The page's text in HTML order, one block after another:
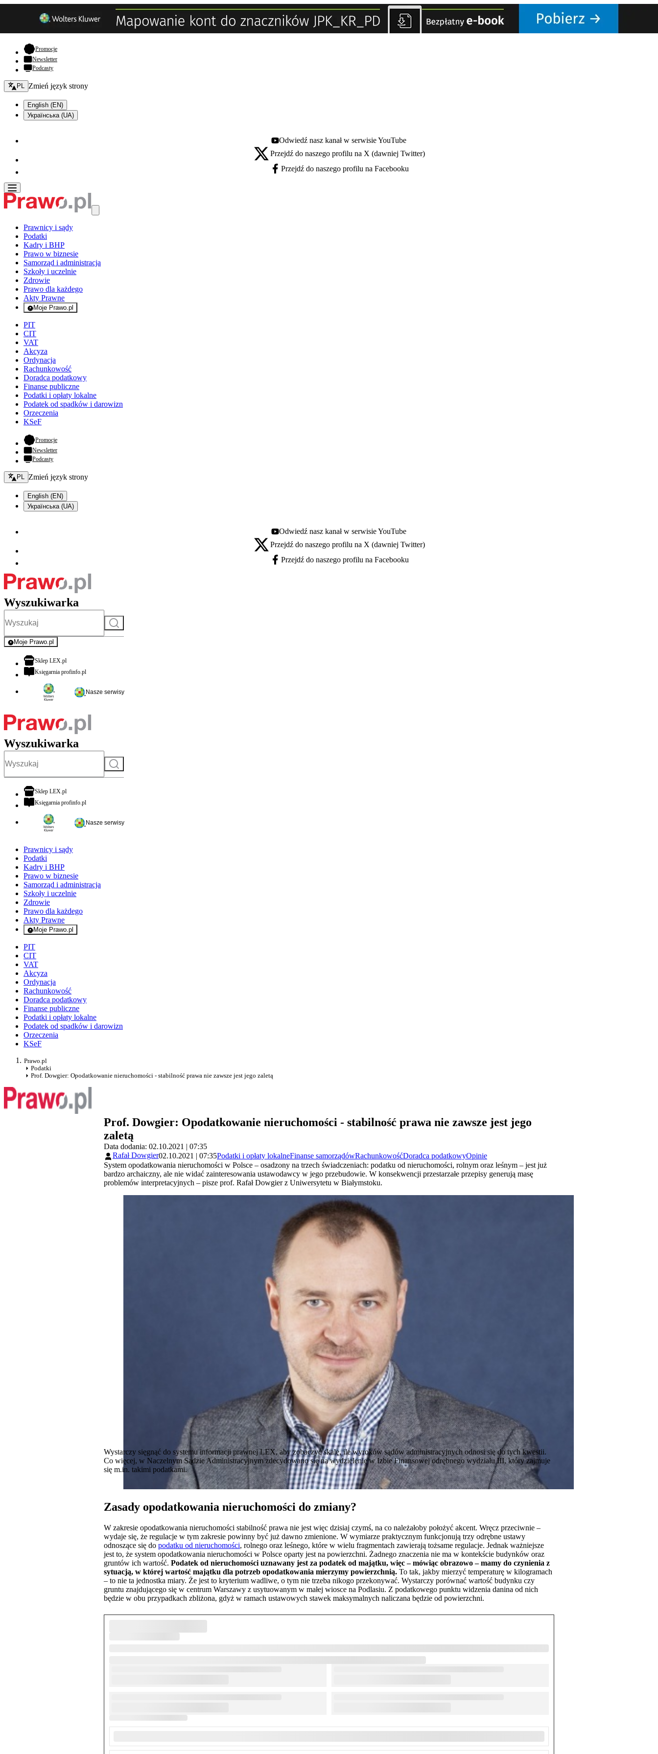
Promocje- otwiera się w nowej karcie
Newsletter
Podcasty
Zmień język - bieżący:
PL Zmień język strony
English (EN)
Українська (UA)
Youtube - otwiera się w nowej karcie
Odwiedź nasz kanał w serwisie YouTube
X - otwiera się w nowej karcie
Przejdź do naszego profilu na X (dawniej Twitter)
Facebook - otwiera się w nowej karcie
Przejdź do naszego profilu na Facebooku
Prawnicy i sądy
Podatki
Kadry i BHP
Prawo w biznesie
Samorząd i administracja
Szkoły i uczelnie
Zdrowie
Prawo dla każdego
Akty Prawne
Moje Prawo.pl
- rejestracja i logowanie do serwisu
PIT
CIT
VAT
Akcyza
Ordynacja
Rachunkowość
Doradca podatkowy
Finanse publiczne
Podatki i opłaty lokalne
Podatek od spadków i darowizn
Orzeczenia
KSeF
Promocje- otwiera się w nowej karcie
Newsletter
Podcasty
Zmień język - bieżący:
PL Zmień język strony
English (EN)
Українська (UA)
Youtube - otwiera się w nowej karcie
Odwiedź nasz kanał w serwisie YouTube
X - otwiera się w nowej karcie
Przejdź do naszego profilu na X (dawniej Twitter)
Facebook - otwiera się w nowej karcie
Przejdź do naszego profilu na Facebooku
Wyszukiwarka
Szukaj
Moje Prawo.pl
- rejestracja i logowanie do serwisu
Sklep LEX.plotwiera się w nowej karcie
Księgarnia profinfo.plotwiera się w nowej karcie
Nasze serwisy
Wyszukiwarka
Szukaj
Sklep LEX.plotwiera się w nowej karcie
Księgarnia profinfo.plotwiera się w nowej karcie
Nasze serwisy
Prawnicy i sądy
Podatki
Kadry i BHP
Prawo w biznesie
Samorząd i administracja
Szkoły i uczelnie
Zdrowie
Prawo dla każdego
Akty Prawne
Moje Prawo.pl
- rejestracja i logowanie do serwisu
PIT
CIT
VAT
Akcyza
Ordynacja
Rachunkowość
Doradca podatkowy
Finanse publiczne
Podatki i opłaty lokalne
Podatek od spadków i darowizn
Orzeczenia
KSeF
Prawo.pl
Podatki
Prof. Dowgier: Opodatkowanie nieruchomości - stabilność prawa nie zawsze jest jego zaletą
Prof. Dowgier: Opodatkowanie nieruchomości - stabilność prawa nie zawsze jest jego
zaletą
Data dodania: 02.10.2021 | 07:35
Rafał Dowgier02.10.2021 | 07:35Podatki i opłaty lokalneFinanse samorządówRachunkowośćDoradca podatkowyOpinie
System opodatkowania nieruchomości w Polsce – osadzony na trzech świadczeniach: podatku od nieruchomości, rolnym oraz leśnym – jest już
bardzo archaiczny, ale nie widać zainteresowania ustawodawcy w jego przebudowie. W konsekwencji przestarzałe przepisy generują masę
problemów interpretacyjnych – pisze prof. Rafał Dowgier z Uniwersytetu w Białymstoku.
Wystarczy sięgnąć do systemu informacji prawnej LEX, aby zobaczyć skalę, ile wyroków sądów administracyjnych odnosi się do tych kwestii.
Co więcej, w Naczelnym Sądzie Administracyjnym zdecydowano się na wydzielenie w Izbie Finansowej odrębnego wydziału III, który zajmuje
się m.in. takimi podatkami.
Zasady opodatkowania nieruchomości do zmiany?
W zakresie opodatkowania nieruchomości stabilność prawa nie jest więc dzisiaj czymś, na co należałoby położyć akcent. Wręcz przeciwnie –
wydaje się, że regulacje w tym zakresie powinny być już dawno zmienione. W wymiarze praktycznym funkcjonują trzy odrębne ustawy
odnoszące się do podatku od nieruchomości, rolnego oraz leśnego, które w wielu fragmentach zawierają tożsame regulacje. Jednak ważniejsze
jest to, że system opodatkowania nieruchomości w Polsce oparty jest na powierzchni. Żadnego znaczenia nie ma w kontekście budynków oraz
gruntów ich wartość. Podatek od nieruchomości uznawany jest za podatek od majątku, więc – mówiąc obrazowo – mamy do czynienia z
sytuacją, w której wartość majątku dla potrzeb opodatkowania mierzymy powierzchnią. To tak, jakby mierzyć temperaturę w kilogramach
– to nie ta jednostka miary. Że jest to kryterium wadliwe, o tym nie trzeba nikogo przekonywać. Wystarczy porównać wartość budynku czy
gruntu znajdującego się w centrum Warszawy z usytuowanym w małej wiosce na Podlasiu. Z podatkowego punktu widzenia danina od nich
będzie w obu przypadkach zbliżona, gdyż w ramach ustawowych stawek maksymalnych naliczana będzie od powierzchni.